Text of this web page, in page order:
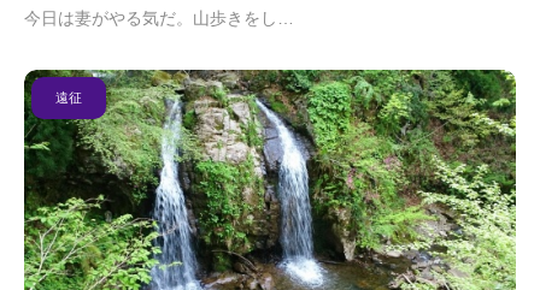
今日は妻がやる気だ。山歩きをし…
遠征